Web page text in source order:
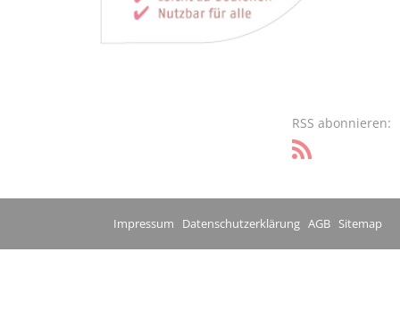
RSS abonnieren:
Impressum Datenschutzerklärung AGB Sitemap